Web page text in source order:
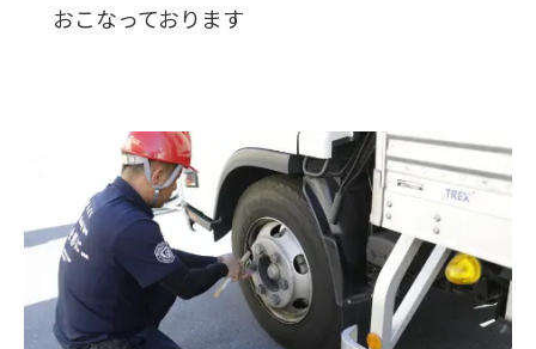
おこなっております